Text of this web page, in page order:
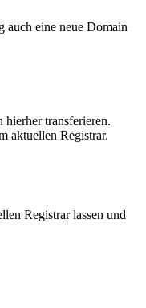
auch eine neue Domain
hierher transferieren.
aktuellen Registrar.
Registrar lassen und